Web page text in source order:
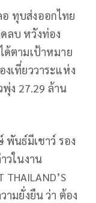
ทุบส่งออกไทย
ลบ หวังท่อง
ตามเป้าหมาย
เที่ยววาระแห่ง
ง 27.29 ล้าน
นธ์มีเชาว์ รอง
วในงาน
THAILAND’S
ามยั่งยืน ว่า ต้อง